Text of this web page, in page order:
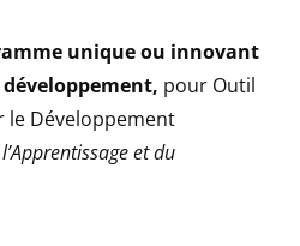
unique ou innovant
développement, pour Outil
le Développement
et du